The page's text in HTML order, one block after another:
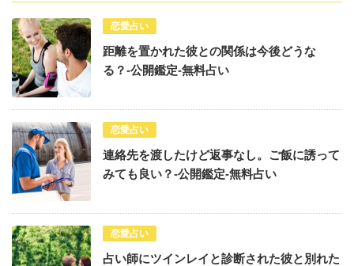
恋愛占い
距離を置かれた彼との関係は今後どうな
る？-公開鑑定-無料占い
恋愛占い
連絡先を渡したけど返事なし。ご飯に誘って
みても良い？-公開鑑定-無料占い
恋愛占い
占い師にツインレイと診断された彼と別れた